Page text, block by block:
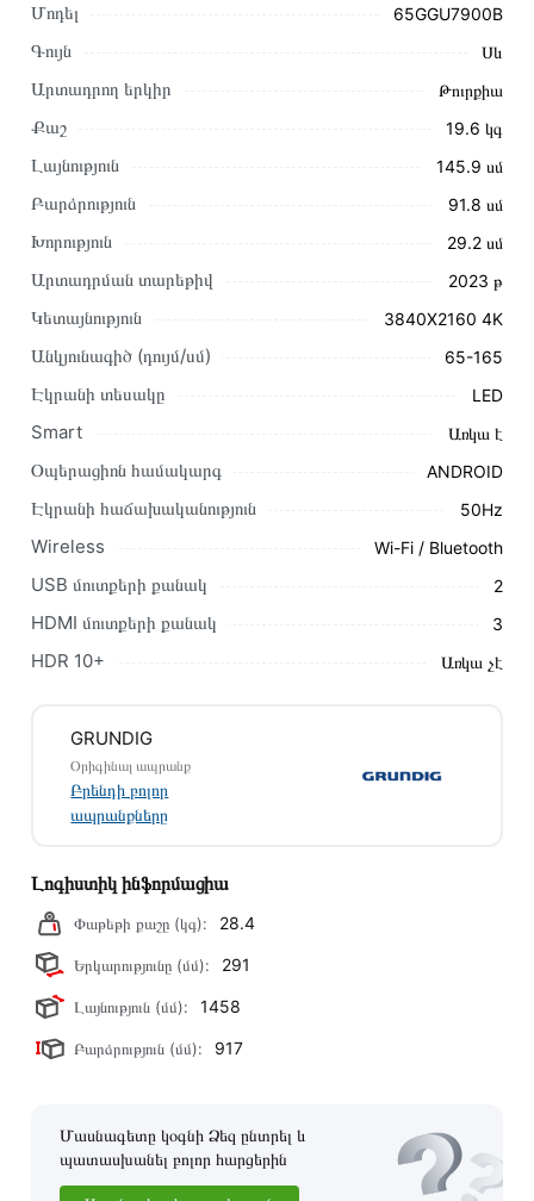
Այս ապրանքը գնելու համար սեղմեք
«Ավելացնել
զամբյուղին»
Կարող եք նաև պատվիրել՝ զանգահարելով կայքում նշված
կոնտակտային համարներին։
Կայքում տվյալ ապրանքի՝ Հեռուստացույց GRUNDIG
65GGU7900B առաքման և վճարման պայմանները վավեր
Մեր պրոֆեսիոնալ մենեջերները կմշակեն պատվերը և
պայմանները։ Նախքան առցանց պատվեր տեղադրելը,
խորհուրդ ենք տալիս կարդալ նկարագրությունը,
կատարվում է 14 օրվա ընթացքում:
Մոդել 65GGU7900B
Գույն Սև
Արտադրող երկիր Թուրքիա
Քաշ 19.6 կգ
Լայնություն 145.9 սմ
Բարձրություն 91.8 սմ
Խորություն 29.2 սմ
Արտադրման տարեթիվ 2023 թ
Կետայնություն 3840X2160 4K
Անկյունագիծ (դույմ/սմ) 65-165
Էկրանի տեսակը LED
Smart Առկա է
Օպերացիոն համակարգ ANDROID
Էկրանի հաճախականություն 50Hz
Wireless Wi-Fi / Bluetooth
USB մուտքերի քանակ 2
HDMI մուտքերի քանակ 3
HDR 10+ Առկա չէ
GRUNDIG
Օրիգինալ ապրանք
Բրենդի բոլոր
ապրանքները
Լոգիստիկ ինֆորմացիա
Փաթեթի քաշը (կգ): 28.4
Երկարությունը (մմ): 291
Լայնություն (մմ): 1458
Բարձրություն (մմ): 917
Մասնագետը կօգնի Ձեզ ընտրել և
պատասխանել բոլոր հարցերին